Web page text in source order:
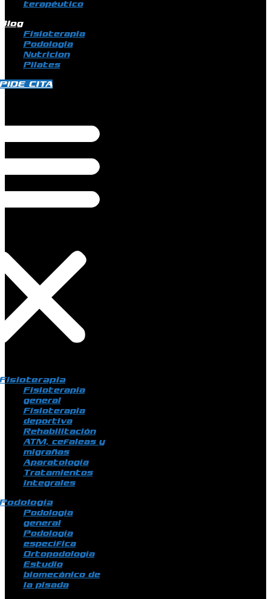
terapéutico
Fisioterapia
Podologia
Nutricion
Pilates
CITA
Fisioterapia
general
Fisioterapia
deportiva
Rehabilitación
ATM, cefaleas y
migrañas
Aparatología
Tratamientos
integrales
Podología
general
Podología
específica
Ortopodología
Estudio
biomecánico de
la pisada